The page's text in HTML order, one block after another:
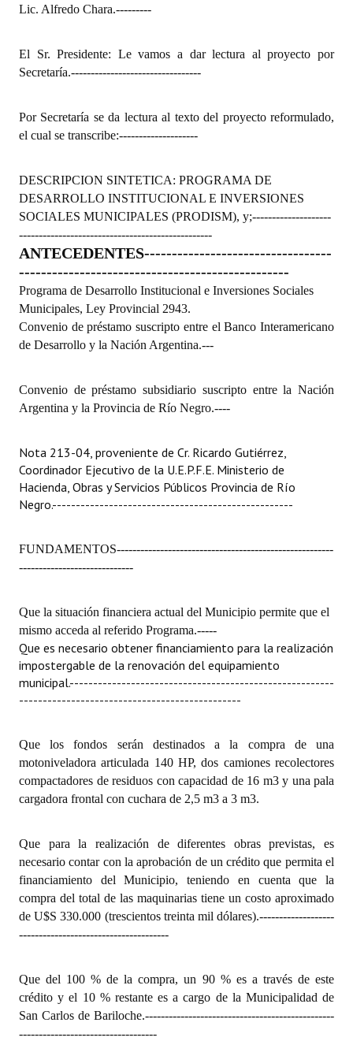
Antiguos Pobladores
Noticias Destacadas
Registros y Distinciones
Datos Históricos
Audiencias Públicas - Registro
Mujeres que Dejaron Huellas - Registro
Periodistas Decanos - Registro
Ciudadano Ilustre - Registro
Banca del Vecino - Registro
Huéspedes de Honor - Registro
Reconocimientos - Registro
Entrega de distinciones
REFORMA DE LA CARTA ORGÁNICA
Lic. Alfredo Chara.---------
El Sr. Presidente: Le vamos a dar lectura al proyecto por
Secretaría.---------------------------------
Por Secretaría se da lectura al texto del proyecto reformulado,
el cual se transcribe:--------------------
DESCRIPCION SINTETICA: PROGRAMA DE
DESARROLLO INSTITUCIONAL E INVERSIONES
SOCIALES MUNICIPALES (PRODISM), y;--------------------
-------------------------------------------------
ANTECEDENTES----------------------------------
-------------------------------------------------
Programa de Desarrollo Institucional e Inversiones Sociales
Municipales, Ley Provincial 2943.
Convenio de préstamo suscripto entre el Banco Interamericano
de Desarrollo y la Nación Argentina.---
Convenio de préstamo subsidiario suscripto entre la Nación
Argentina y la Provincia de Río Negro.----
Nota 213-04, proveniente de Cr. Ricardo Gutiérrez,
Coordinador Ejecutivo de la U.E.P.F.E. Ministerio de
Hacienda, Obras y Servicios Públicos Provincia de Río
Negro.---------------------------------------------------
FUNDAMENTOS-------------------------------------------------------
-----------------------------
Que la situación financiera actual del Municipio permite que el
mismo acceda al referido Programa.-----
Que es necesario obtener financiamiento para la realización
impostergable de la renovación del equipamiento
municipal.--------------------------------------------------------
-----------------------------------------------
Que los fondos serán destinados a la compra de una
motoniveladora articulada 140 HP, dos camiones recolectores
compactadores de residuos con capacidad de 16 m3 y una pala
cargadora frontal con cuchara de 2,5 m3 a 3 m3.
Que para la realización de diferentes obras previstas, es
necesario contar con la aprobación de un crédito que permita el
financiamiento del Municipio, teniendo en cuenta que la
compra del total de las maquinarias tiene un costo aproximado
de U$S 330.000 (trescientos treinta mil dólares).-------------------
--------------------------------------
Que del 100 % de la compra, un 90 % es a través de este
crédito y el 10 % restante es a cargo de la Municipalidad de
San Carlos de Bariloche.------------------------------------------------
-----------------------------------